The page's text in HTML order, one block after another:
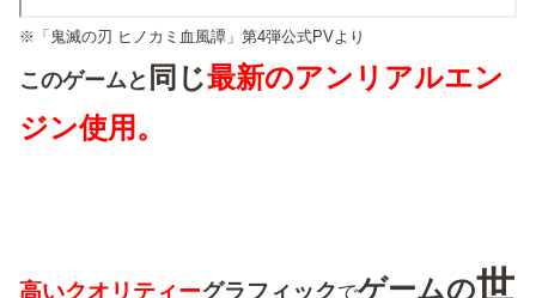
※「鬼滅の刃 ヒノカミ血風譚」第4弾公式PVより
このゲームと 同じ最新のアンリアルエン
ジン使用。
高いクオリティーグラフィックでゲームの世